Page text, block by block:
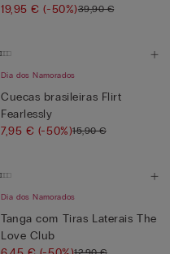
19,95 €(-50%)39,90 €
Dia dos Namorados
Cuecas brasileiras Flirt
Fearlessly
7,95 € (-50%)15,90 €
Dia dos Namorados
Tanga com Tiras Laterais The
Love Club